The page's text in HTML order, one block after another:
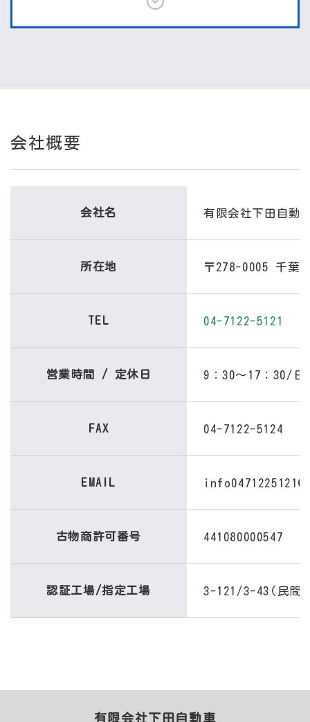
会社概要
会社名 有限会社下田自動
所在地 〒278-0005 千葉
TEL 04-7122-5121
営業時間 / 定休日 9：30～17：30/日
FAX 04-7122-5124
EMAIL inf o047
古物商許可番号 441080000547
認証工場/指定工場 3-121/3-43(民間
有限会社下田自動車